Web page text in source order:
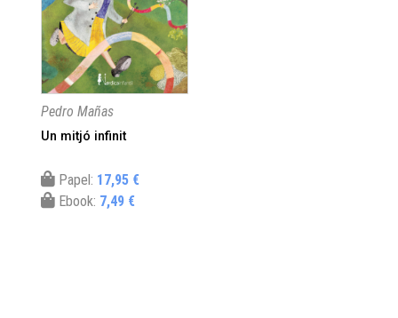
Pedro Mañas
Un mitjó infinit
Papel: 17,95 €
Ebook: 7,49 €